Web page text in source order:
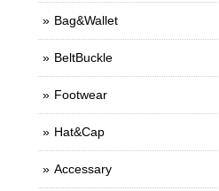
Bag&Wallet
BeltBuckle
Footwear
Hat&Cap
Accessary